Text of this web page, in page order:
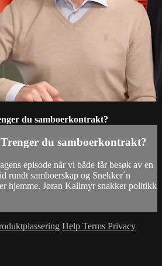
du samboerkontrakt?
du samboerkontrakt?
episode når vi både får besøk av en
rundt samboerskap og Snekker´n
hjemme. Jøran Kallmyr snakker politikk
Help Terms Privacy